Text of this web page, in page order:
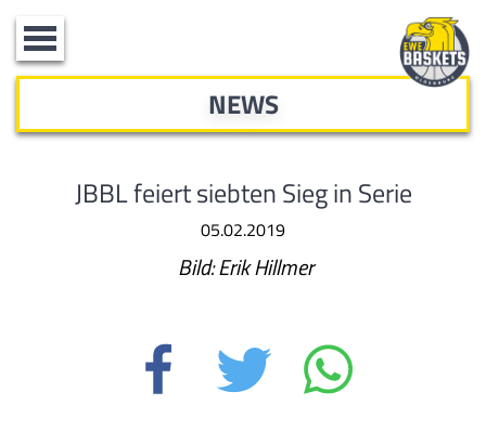
Toggle
navigation
NEWS
JBBL feiert siebten Sieg in Serie
05.02.2019
Bild: Erik Hillmer